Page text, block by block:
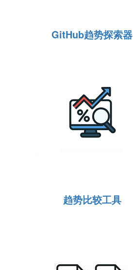
GitHub趋势探索器
趋势比较工具